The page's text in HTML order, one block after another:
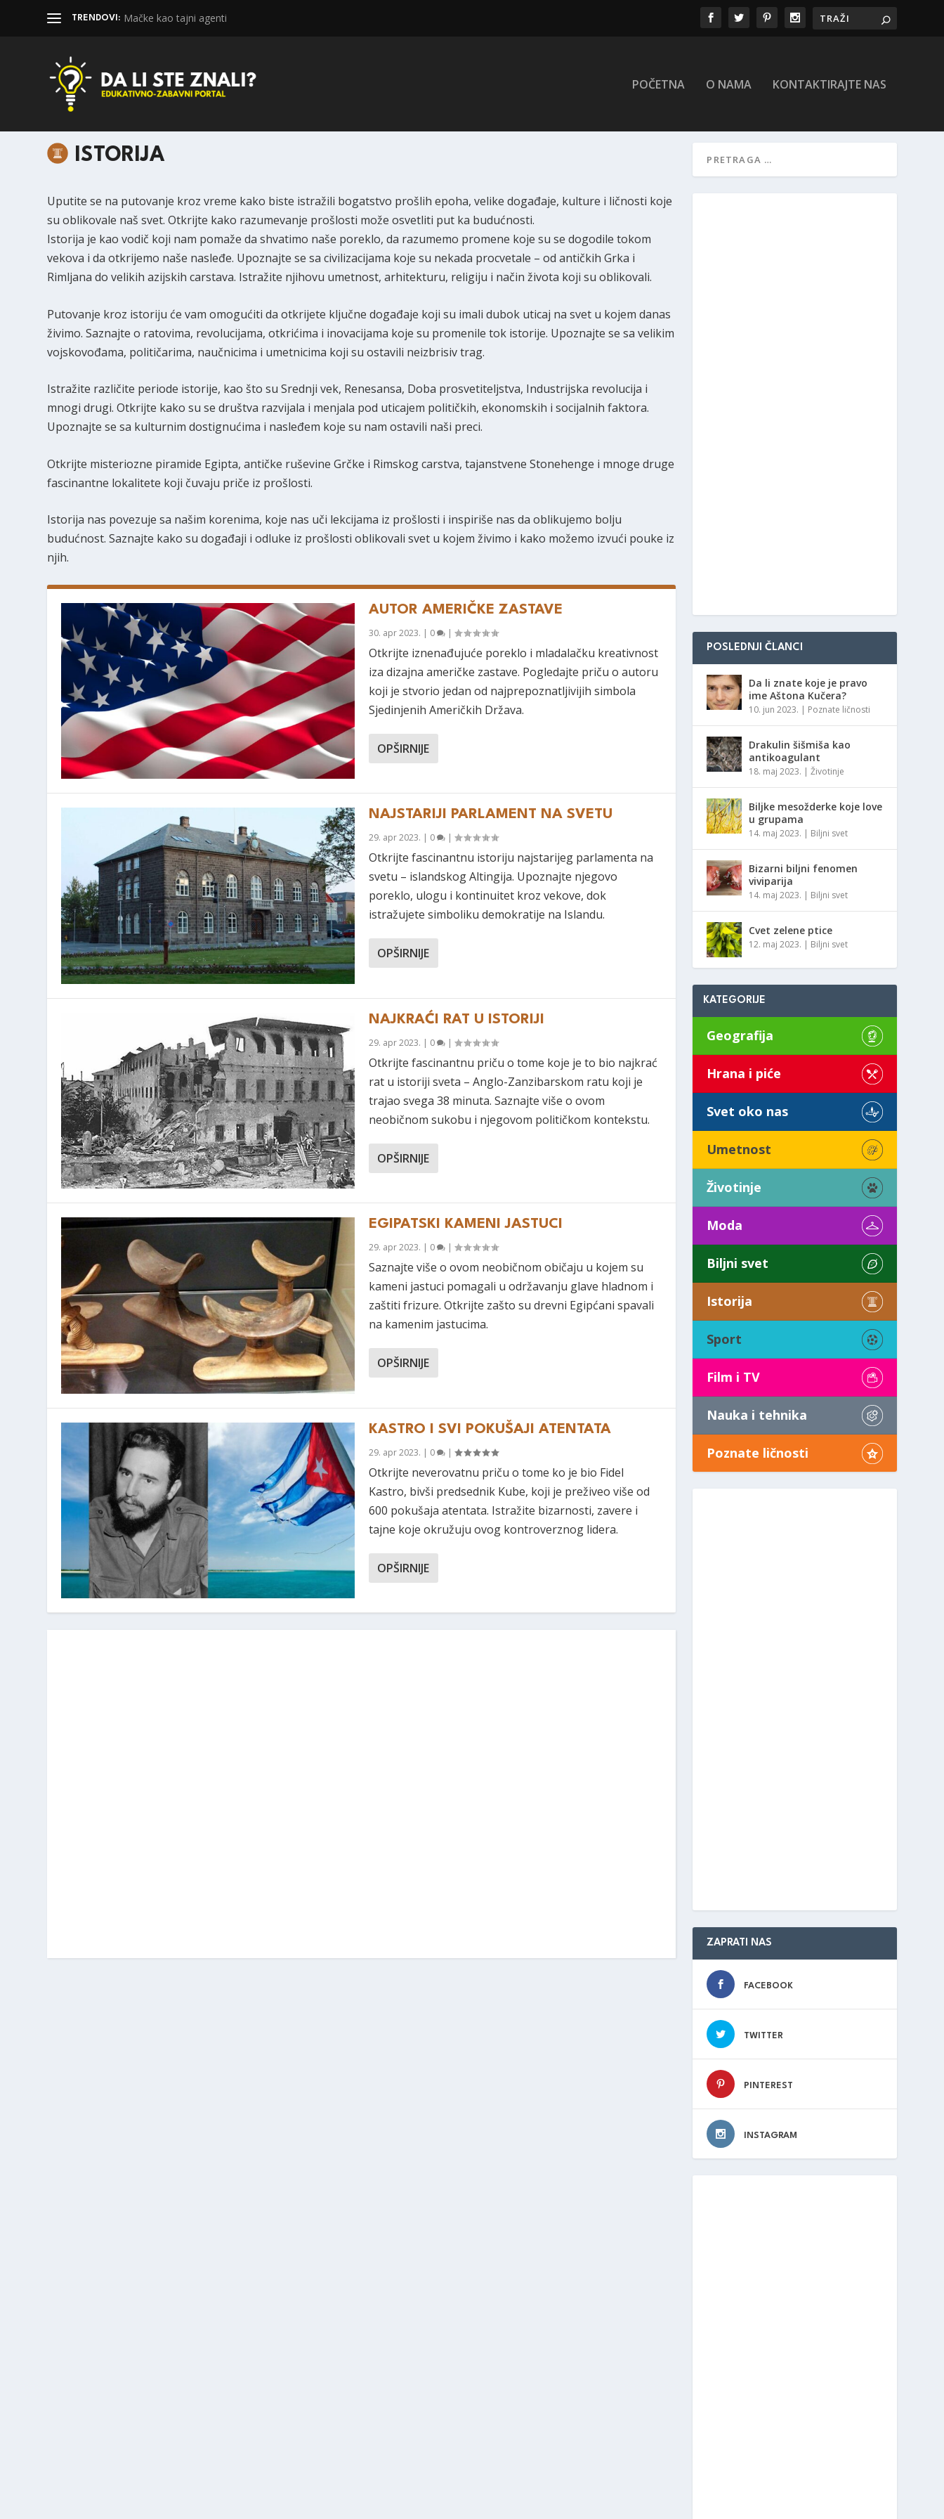
TRENDOVI: Mačke kao tajni agenti
POČETNA O NAMA KONTAKTIRAJTE NAS
ISTORIJA
Uputite se na putovanje kroz vreme kako biste istražili bogatstvo prošlih epoha, velike događaje, kulture i ličnosti koje
su oblikovale naš svet. Otkrijte kako razumevanje prošlosti može osvetliti put ka budućnosti.
Istorija je kao vodič koji nam pomaže da shvatimo naše poreklo, da razumemo promene koje su se dogodile tokom
vekova i da otkrijemo naše nasleđe. Upoznajte se sa civilizacijama koje su nekada procvetale – od antičkih Grka i
Rimljana do velikih azijskih carstava. Istražite njihovu umetnost, arhitekturu, religiju i način života koji su oblikovali.
Putovanje kroz istoriju će vam omogućiti da otkrijete ključne događaje koji su imali dubok uticaj na svet u kojem danas
živimo. Saznajte o ratovima, revolucijama, otkrićima i inovacijama koje su promenile tok istorije. Upoznajte se sa velikim
vojskovođama, političarima, naučnicima i umetnicima koji su ostavili neizbrisiv trag.
Istražite različite periode istorije, kao što su Srednji vek, Renesansa, Doba prosvetiteljstva, Industrijska revolucija i
mnogi drugi. Otkrijte kako su se društva razvijala i menjala pod uticajem političkih, ekonomskih i socijalnih faktora.
Upoznajte se sa kulturnim dostignućima i nasleđem koje su nam ostavili naši preci.
Otkrijte misteriozne piramide Egipta, antičke ruševine Grčke i Rimskog carstva, tajanstvene Stonehenge i mnoge druge
fascinantne lokalitete koji čuvaju priče iz prošlosti.
Istorija nas povezuje sa našim korenima, koje nas uči lekcijama iz prošlosti i inspiriše nas da oblikujemo bolju
budućnost. Saznajte kako su događaji i odluke iz prošlosti oblikovali svet u kojem živimo i kako možemo izvući pouke iz
njih.
AUTOR AMERIČKE ZASTAVE
30. apr 2023. | 0 |
Otkrijte iznenađujuće poreklo i mladalačku kreativnost
iza dizajna američke zastave. Pogledajte priču o autoru
koji je stvorio jedan od najprepoznatljivijih simbola
Sjedinjenih Američkih Država.
OPŠIRNIJE
NAJSTARIJI PARLAMENT NA SVETU
29. apr 2023. | 0 |
Otkrijte fascinantnu istoriju najstarijeg parlamenta na
svetu – islandskog Altingija. Upoznajte njegovo
poreklo, ulogu i kontinuitet kroz vekove, dok
istražujete simboliku demokratije na Islandu.
OPŠIRNIJE
NAJKRAĆI RAT U ISTORIJI
29. apr 2023. | 0 |
Otkrijte fascinantnu priču o tome koje je to bio najkrać
rat u istoriji sveta – Anglo-Zanzibarskom ratu koji je
trajao svega 38 minuta. Saznajte više o ovom
neobičnom sukobu i njegovom političkom kontekstu.
OPŠIRNIJE
EGIPATSKI KAMENI JASTUCI
29. apr 2023. | 0 |
Saznajte više o ovom neobičnom običaju u kojem su
kameni jastuci pomagali u održavanju glave hladnom i
zaštiti frizure. Otkrijte zašto su drevni Egipćani spavali
na kamenim jastucima.
OPŠIRNIJE
KASTRO I SVI POKUŠAJI ATENTATA
29. apr 2023. | 0 |
Otkrijte neverovatnu priču o tome ko je bio Fidel
Kastro, bivši predsednik Kube, koji je preživeo više od
600 pokušaja atentata. Istražite bizarnosti, zavere i
tajne koje okružuju ovog kontroverznog lidera.
OPŠIRNIJE
POSLEDNJI ČLANCI
Da li znate koje je pravo
ime Aštona Kučera?
10. jun 2023. | Poznate ličnosti
Drakulin šišmiša kao
antikoagulant
18. maj 2023. |Životinje
Biljke mesožderke koje love
u grupama
14. maj 2023. | Biljni svet
Bizarni biljni fenomen
viviparija
14. maj 2023. | Biljni svet
Cvet zelene ptice
12. maj 2023. | Biljni svet
KATEGORIJE
Geografija
Hrana i piće
Svet oko nas
Umetnost
Životinje
Moda
Biljni svet
Istorija
Sport
Film i TV
Nauka i tehnika
Poznate ličnosti
ZAPRATI NAS
FACEBOOK
TWITTER
PINTEREST
INSTAGRAM